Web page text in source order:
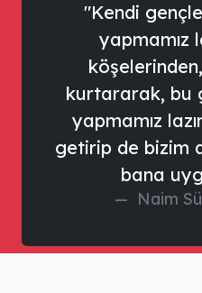
"Kendi
yapmamız
kurtararak, bu
yapmamız
getirip de bizim
bana
Naim